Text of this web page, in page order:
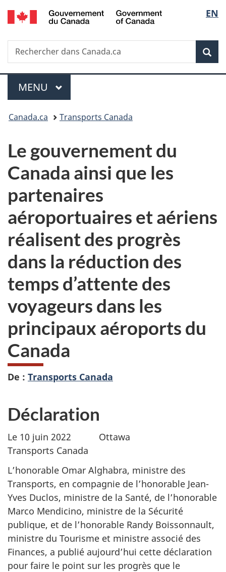
Passer
au
principal
Passer
à
Au
du
Passer
à
version
simplifiée
de
la
EN
Recherche
Rechercher
dans
Menu
MENU PRINCIPAL
Vous
ici :
Canada.ca Transports Canada
Le gouvernement du
Canada ainsi que les
partenaires
aéroportuaires et aériens
réalisent des progrès
dans la réduction des
temps d’attente des
voyageurs dans les
principaux aéroports du
Canada
De : Transports Canada
Déclaration
Le 10 juin 2022 Ottawa
Transports Canada
L’honorable Omar Alghabra, ministre des
Transports, en compagnie de l’honorable Jean-
Yves Duclos, ministre de la Santé, de l’honorable
Marco Mendicino, ministre de la Sécurité
publique, et de l’honorable Randy Boissonnault,
ministre du Tourisme et ministre associé des
Finances, a publié aujourd’hui cette déclaration
pour faire le point sur les progrès que le